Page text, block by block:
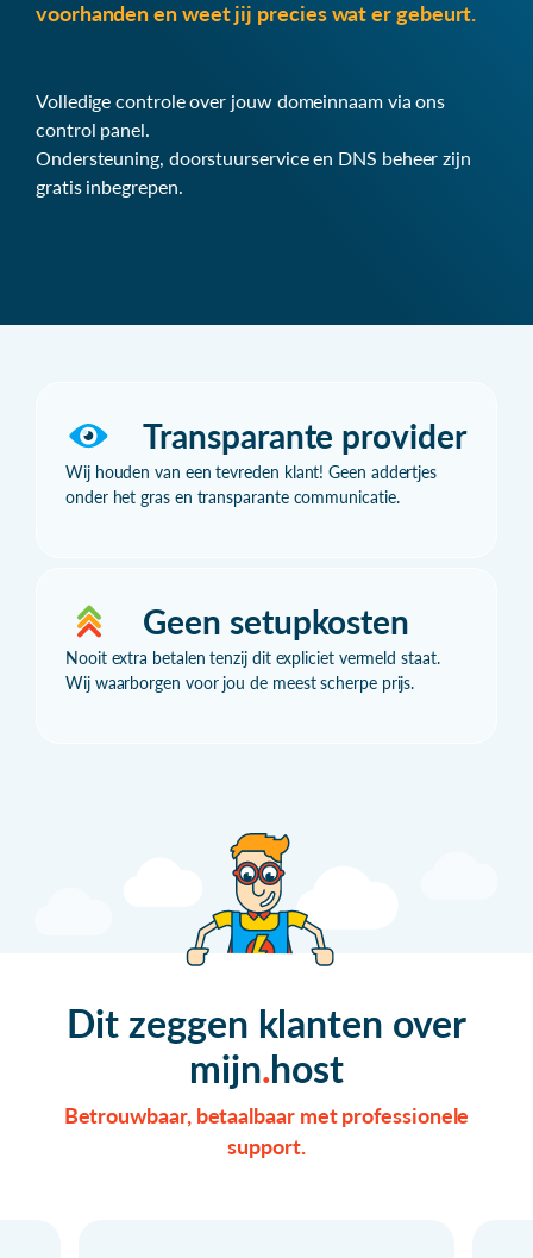
voorhanden en weet jij precies wat er gebeurt.
Volledige controle over jouw domeinnaam via ons
control panel.
Ondersteuning, doorstuurservice en DNS beheer zijn
gratis inbegrepen.
Transparante provider
Wij houden van een tevreden klant! Geen addertjes
onder het gras en transparante communicatie.
Geen setupkosten
Nooit extra betalen tenzij dit expliciet vermeld staat.
Wij waarborgen voor jou de meest scherpe prijs.
Dit zeggen klanten over
mijn host
Betrouwbaar, betaalbaar met professionele
support.